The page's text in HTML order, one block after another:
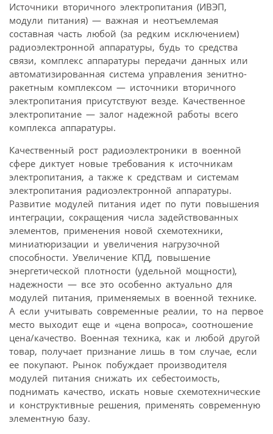
Источники вторичного электропитания (ИВЭП,
модули питания) — важная и неотъемлемая
составная часть любой (за редким исключением)
радиоэлектронной аппаратуры, будь то средства
связи, комплекс аппаратуры передачи данных или
автоматизированная система управления зенитно-
ракетным комплексом — источники вторичного
электропитания присутствуют везде. Качественное
электропитание — залог надежной работы всего
комплекса аппаратуры.
Качественный рост радиоэлектроники в военной
сфере диктует новые требования к источникам
электропитания, а также к средствам и системам
электропитания радиоэлектронной аппаратуры.
Развитие модулей питания идет по пути повышения
интеграции, сокращения числа задействованных
элементов, применения новой схемотехники,
миниатюризации и увеличения нагрузочной
способности. Увеличение КПД, повышение
энергетической плотности (удельной мощности),
надежности — все это особенно актуально для
модулей питания, применяемых в военной технике.
А если учитывать современные реалии, то на первое
место выходит еще и «цена вопроса», соотношение
цена/качество. Военная техника, как и любой другой
товар, получает признание лишь в том случае, если
ее покупают. Рынок побуждает производителя
модулей питания снижать их себестоимость,
поднимать качество, искать новые схемотехнические
и конструктивные решения, применять современную
элементную базу.